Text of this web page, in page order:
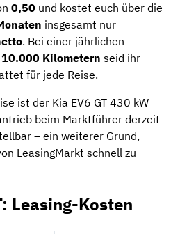
0,50 und kostet euch über die
insgesamt nur
. Bei einer jährlichen
10.000 Kilometern seid ihr
für jede Reise.
ist der Kia EV6 GT 430 kW
beim Marktführer derzeit
– ein weiterer Grund,
LeasingMarkt schnell zu
Leasing-Kosten